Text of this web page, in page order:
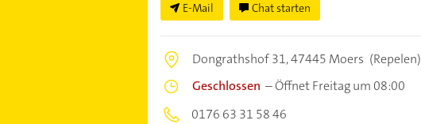
E-Mail Chat starten
Dongrathshof 31,47445 Moers (Repelen)
Geschlossen –Öffnet Freitag um 08:00
0176 63 31 58 46